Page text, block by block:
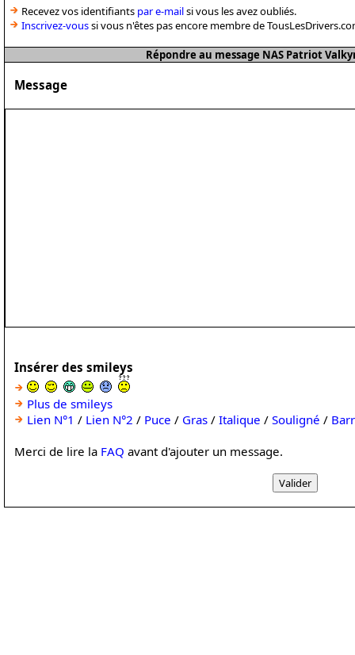
Recevez vos identifiants par e-mailsi vous les avez oubliés.
Inscrivez-voussi vous n'êtes pas encore membre de
Répondre au message NAS Patriot
Message
Insérer des smileys
Plus de smileys
Lien N°1 / Lien N°2 / Puce / Gras / Italique / Souligné /
Merci de lire la FAQ avant d'ajouter un message.